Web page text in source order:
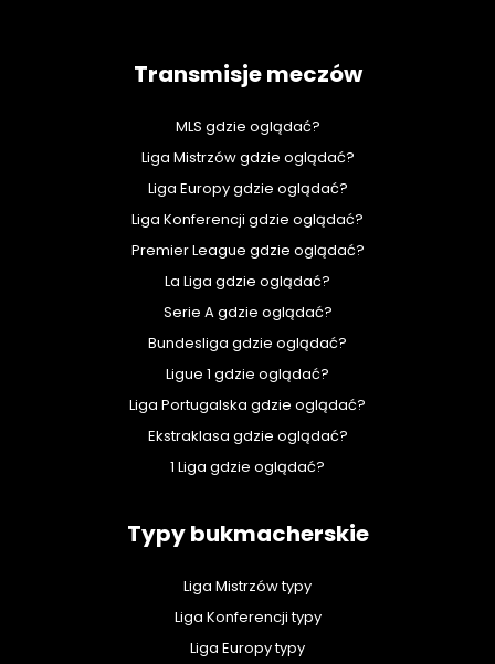
Transmisje meczów
MLS gdzie oglądać?
Liga Mistrzów gdzie oglądać?
Liga Europy gdzie oglądać?
Liga Konferencji gdzie oglądać?
Premier League gdzie oglądać?
La Liga gdzie oglądać?
Serie A gdzie oglądać?
Bundesliga gdzie oglądać?
Ligue 1 gdzie oglądać?
Liga Portugalska gdzie oglądać?
Ekstraklasa gdzie oglądać?
1 Liga gdzie oglądać?
Typy bukmacherskie
Liga Mistrzów typy
Liga Konferencji typy
Liga Europy typy